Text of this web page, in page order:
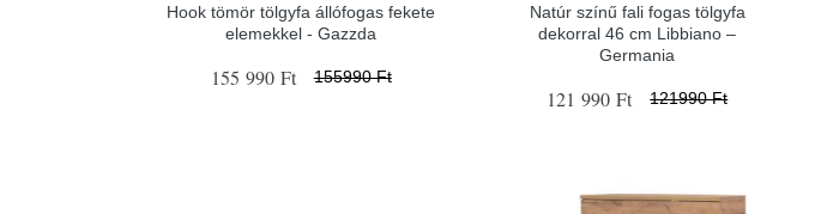
Hook tömör tölgyfa állófogas fekete
elemekkel - Gazzda
155 990 Ft 155990 Ft
Natúr színű fali fogas tölgyfa
dekorral 46 cm Libbiano –
Germania
121 990 Ft 121990 Ft